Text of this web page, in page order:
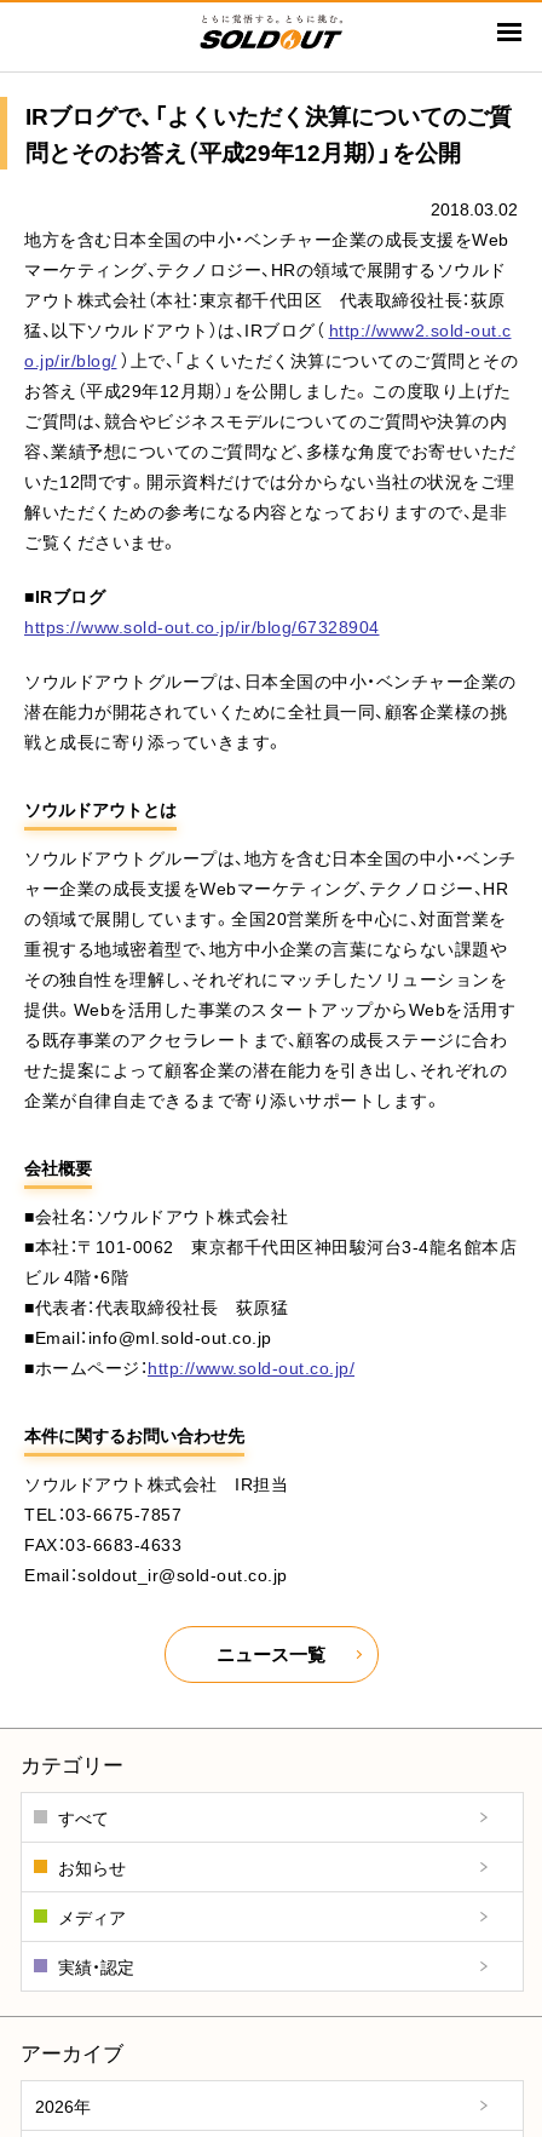
ン
テ
IRブログで、「よくいただく決算についてのご質
問とそのお答え（平成29年12月期）」を公開
2018.03.02
地方を含む日本全国の中小・ベンチャー企業の成長支援をWeb
マーケティング、テクノロジー、HRの領域で展開するソウルド
アウト株式会社（本社：東京都千代田区 代表取締役社長：荻原
猛、以下ソウルドアウト）は、IRブログ（ http://www2.sold-out.c
o.jp/ir/blog/ ）上で、「よくいただく決算についてのご質問とその
お答え（平成29年12月期）」を公開しました。この度取り上げた
ご質問は、競合やビジネスモデルについてのご質問や決算の内
容、業績予想についてのご質問など、多様な角度でお寄せいただ
いた12問です。開示資料だけでは分からない当社の状況をご理
解いただくための参考になる内容となっておりますので、是非
ご覧くださいませ。
■IRブログ
https://www.sold-out.co.jp/ir/blog/67328904
ソウルドアウトグループは、日本全国の中小・ベンチャー企業の
潜在能力が開花されていくために全社員一同、顧客企業様の挑
戦と成長に寄り添っていきます。
ソウルドアウトとは
ソウルドアウトグループは、地方を含む日本全国の中小・ベンチ
ャー企業の成長支援をWebマーケティング、テクノロジー、HR
の領域で展開しています。全国20営業所を中心に、対面営業を
重視する地域密着型で、地方中小企業の言葉にならない課題や
その独自性を理解し、それぞれにマッチしたソリューションを
提供。Webを活用した事業のスタートアップからWebを活用す
る既存事業のアクセラレートまで、顧客の成長ステージに合わ
せた提案によって顧客企業の潜在能力を引き出し、それぞれの
企業が自律自走できるまで寄り添いサポートします。
会社概要
■会社名：ソウルドアウト株式会社
■本社：〒101-0062 東京都千代田区神田駿河台3-4龍名館本店
ビル 4階・6階
■代表者：代表取締役社長 荻原猛
■Email：info@ml.sold-out.co.jp
■ホームページ：http://www.sold-out.co.jp/
本件に関するお問い合わせ先
ソウルドアウト株式会社 IR担当
TEL：03-6675-7857
FAX：03-6683-4633
Email：soldout_ir@sold-out.co.jp
ニュース一覧
カテゴリー
すべて
お知らせ
メディア
実績・認定
アーカイブ
2026年